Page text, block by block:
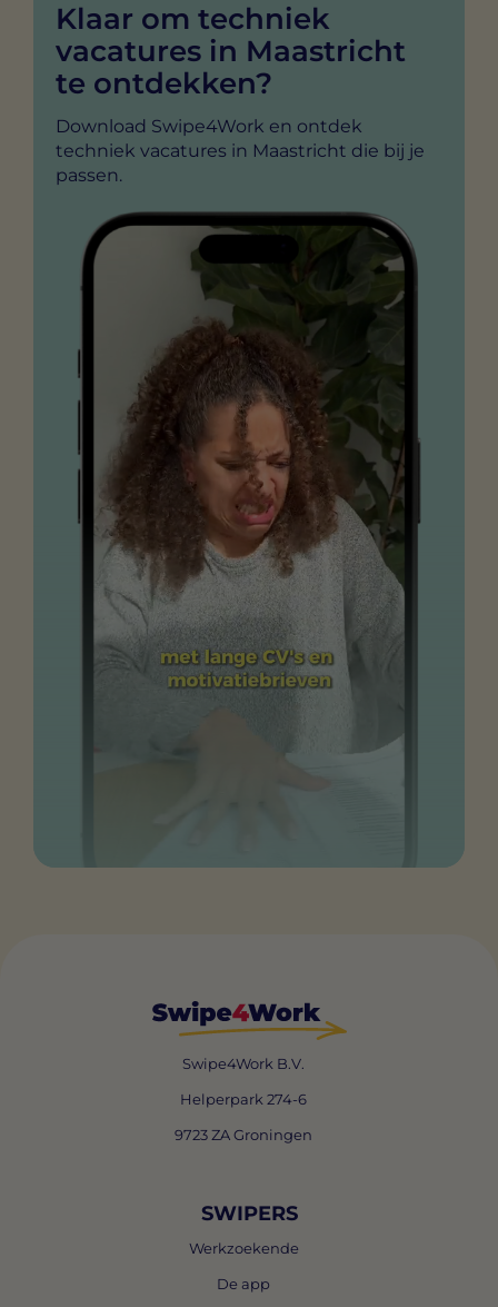
Klaar om techniek
vacatures in Maastricht
te ontdekken?
Download Swipe4Work en ontdek
techniek vacatures in Maastricht die bij je
passen.
Swipe4Work B.V.
Helperpark 274-6
9723 ZA Groningen
SWIPERS
Werkzoekende
De app